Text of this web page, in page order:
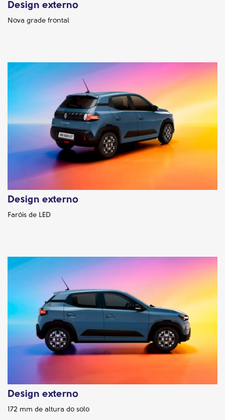
Design externo
Nova grade frontal
Design externo
Faróis de LED
Design externo
172 mm de altura do solo